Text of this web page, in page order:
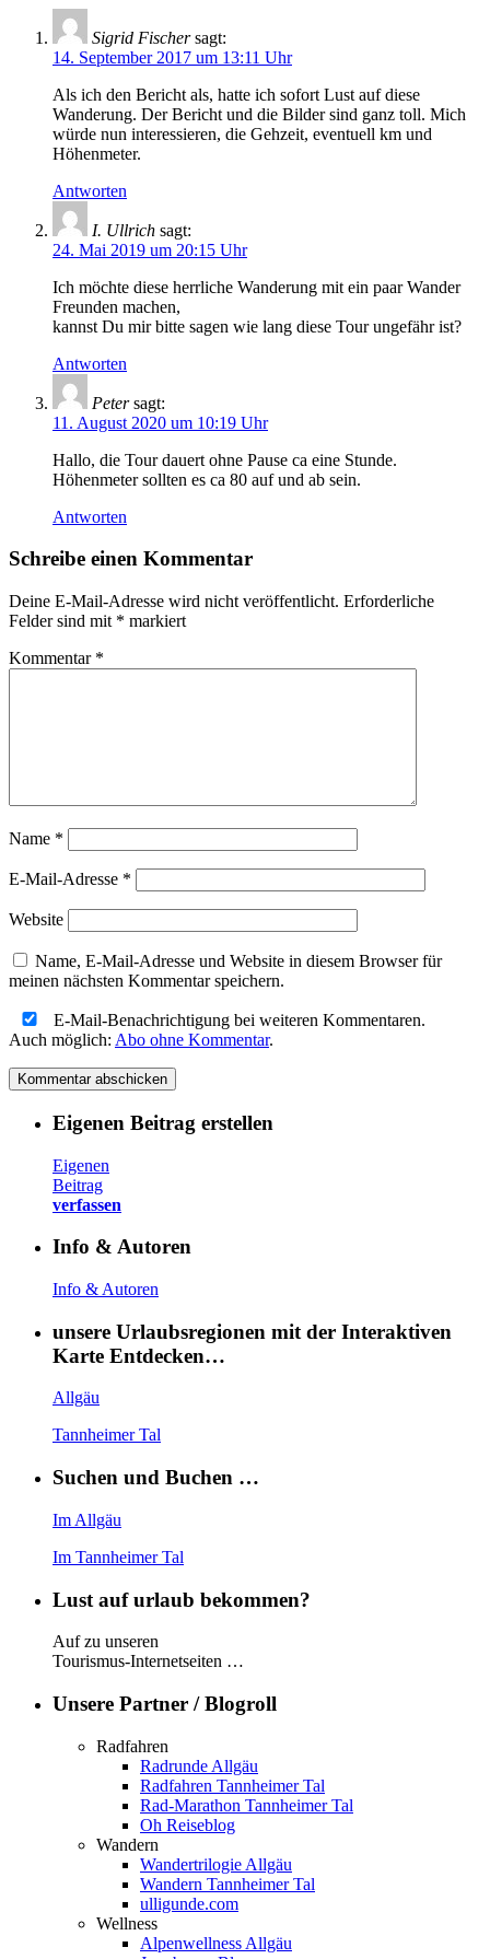
Sigrid Fischer sagt:
14. September 2017 um 13:11 Uhr
Als ich den Bericht als, hatte ich sofort Lust auf diese
Wanderung. Der Bericht und die Bilder sind ganz toll. Mich
würde nun interessieren, die Gehzeit, eventuell km und
Höhenmeter.
Antworten
I. Ullrich sagt:
24. Mai 2019 um 20:15 Uhr
Ich möchte diese herrliche Wanderung mit ein paar Wander
Freunden machen,
kannst Du mir bitte sagen wie lang diese Tour ungefähr ist?
Antworten
Peter sagt:
11. August 2020 um 10:19 Uhr
Hallo, die Tour dauert ohne Pause ca eine Stunde.
Höhenmeter sollten es ca 80 auf und ab sein.
Antworten
Schreibe einen Kommentar
Deine E-Mail-Adresse wird nicht veröffentlicht. Erforderliche
Felder sind mit * markiert
Kommentar *
Name *
E-Mail-Adresse *
Website
Name, E-Mail-Adresse und Website in diesem Browser für
meinen nächsten Kommentar speichern.
E-Mail-Benachrichtigung bei weiteren Kommentaren.
Auch möglich: Abo ohne Kommentar.
Eigenen Beitrag erstellen
Eigenen
Beitrag
verfassen
Info & Autoren
Info & Autoren
unsere Urlaubsregionen mit der Interaktiven
Karte Entdecken…
Allgäu
Tannheimer Tal
Suchen und Buchen …
Im Allgäu
Im Tannheimer Tal
Lust auf urlaub bekommen?
Auf zu unseren
Tourismus-Internetseiten …
Unsere Partner / Blogroll
Radfahren
Radrunde Allgäu
Radfahren Tannheimer Tal
Rad-Marathon Tannheimer Tal
Oh Reiseblog
Wandern
Wandertrilogie Allgäu
Wandern Tannheimer Tal
ulligunde.com
Wellness
Alpenwellness Allgäu